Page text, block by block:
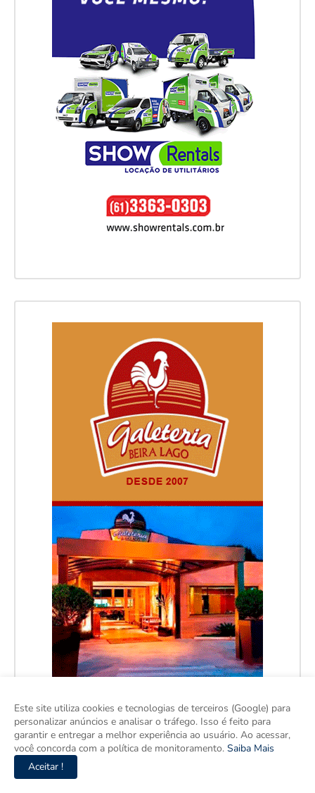
Este site utiliza cookies e tecnologias de terceiros (Google) para
personalizar anúncios e analisar o tráfego. Isso é feito para
garantir e entregar a melhor experiência ao usuário. Ao acessar,
você concorda com a política de monitoramento. Saiba Mais
Aceitar !